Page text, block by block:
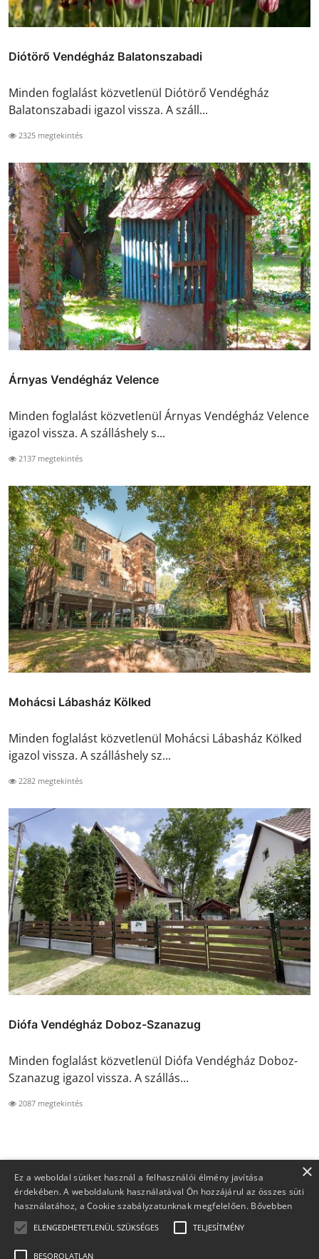
Diótörő Vendégház Balatonszabadi
Minden foglalást közvetlenül Diótörő Vendégház
Balatonszabadi igazol vissza. A száll...
2325 megtekintés
Árnyas Vendégház Velence
Minden foglalást közvetlenül Árnyas Vendégház Velence
igazol vissza. A szálláshely s...
2137 megtekintés
Mohácsi Lábasház Kölked
Minden foglalást közvetlenül Mohácsi Lábasház Kölked
igazol vissza. A szálláshely sz...
2282 megtekintés
Diófa Vendégház Doboz-Szanazug
Minden foglalást közvetlenül Diófa Vendégház Doboz-
Szanazug igazol vissza. A szállás...
2087 megtekintés
×
Ez a weboldal sütiket használ a felhasználói élmény javítása
érdekében. A weboldalunk használatával Ön hozzájárul az összes süti
használatához, a Cookie szabályzatunknak megfelelően. Bővebben
ELENGEDHETETLENÜL SZÜKSÉGES TELJESÍTMÉNY
BESOROLATLAN